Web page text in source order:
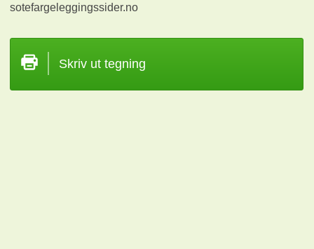
sotefargeleggingssider.no
Skriv ut tegning